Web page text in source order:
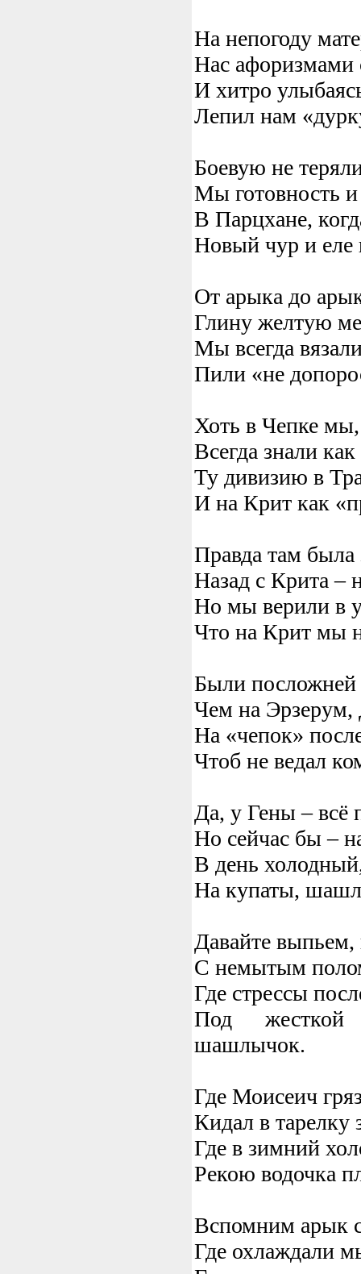
На непогоду
Нас
И хитро
Лепил нам
Боевую не
Мы готовность
В Парцхане,
Новый чур и
От арыка до
Глину желтую
Мы всегда
Пили «не
Хоть в Чепке
Всегда знали
Ту дивизию в
И на Крит как
Правда там была
Назад с Крита –
Но мы верили в
Что на Крит мы
Были посложней
Чем на
На «чепок»
Чтоб не ведал
Да, у Гены – всё
Но сейчас бы –
В день
На купаты,
Давайте
С немытым
Где стрессы
Под жесткой
шашлычок.
Где Моисеич
Кидал в тарелку
Где в зимний
Рекою водочка
Вспомним арык
Где охлаждали